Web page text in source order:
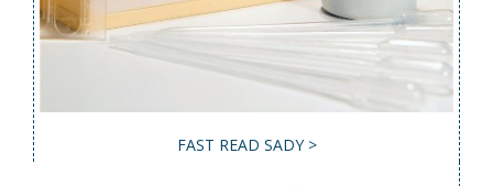
FAST READ SADY >